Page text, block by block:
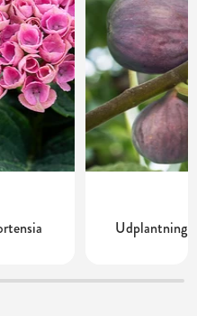
Udplantning